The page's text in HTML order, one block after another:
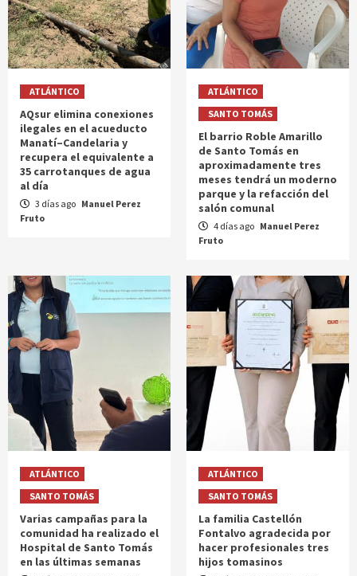
ATLÁNTICO
AQsur elimina conexiones
ilegales en el acueducto
Manatí–Candelaria y
recupera el equivalente a
35 carrotanques de agua
al día
3 días ago Manuel Perez
Fruto
ATLÁNTICO
SANTO TOMÁS
El barrio Roble Amarillo
de Santo Tomás en
aproximadamente tres
meses tendrá un moderno
parque y la refacción del
salón comunal
4 días ago Manuel Perez
Fruto
ATLÁNTICO
SANTO TOMÁS
Varias campañas para la
comunidad ha realizado el
Hospital de Santo Tomás
en las últimas semanas
ATLÁNTICO
SANTO TOMÁS
La familia Castellón
Fontalvo agradecida por
hacer profesionales tres
hijos tomasinos